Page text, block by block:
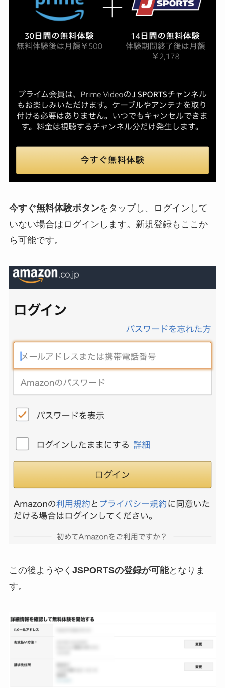
今すぐ無料体験ボタンをタップし、ログインして
いない場合はログインします。新規登録もここか
ら可能です。
この後ようやく JSPORTSの登録が可能となりま
す。